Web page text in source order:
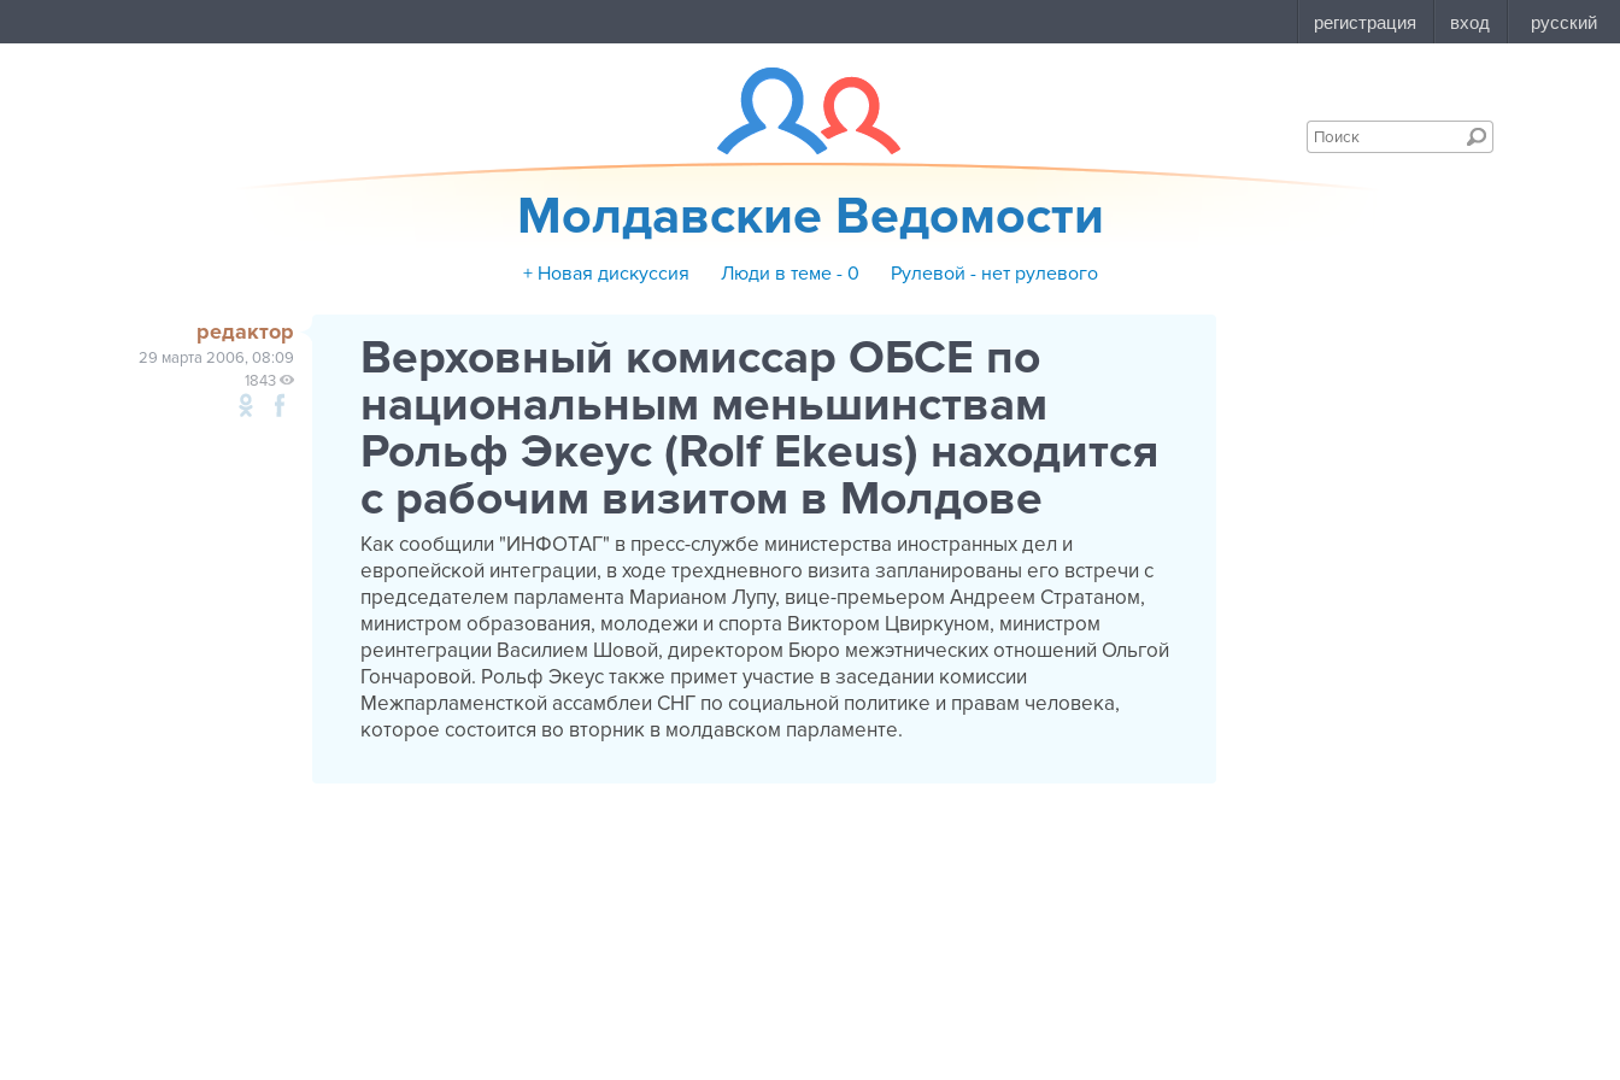
Молдавские Ведомости
+ Новая дискуссия Люди в теме - 0 Рулевой - нет рулевого
редактор
29 марта 2006, 08:09
1843
Верховный комиссар ОБСЕ по
национальным меньшинствам
Рольф Экеус (Rolf Ekeus) находится
с рабочим визитом в Молдове
Как сообщили "ИНФОТАГ" в пресс-службе министерства иностранных дел и
европейской интеграции, в ходе трехдневного визита запланированы его встречи с
председателем парламента Марианом Лупу, вице-премьером Андреем Стратаном,
министром образования, молодежи и спорта Виктором Цвиркуном, министром
реинтеграции Василием Шовой, директором Бюро межэтнических отношений Ольгой
Гончаровой. Рольф Экеус также примет участие в заседании комиссии
Межпарламенсткой ассамблеи СНГ по социальной политике и правам человека,
которое состоится во вторник в молдавском парламенте.